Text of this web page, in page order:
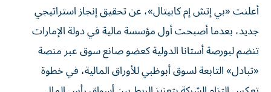
أعلنت «بي إتش إم كابيتال»، عن تحقيق إنجاز استراتيجي
جديد، بعدما أصبحت أول مؤسسة مالية في دولة الإمارات
تنضم لبورصة أستانا الدولية كعضو صانع سوق عبر منصة
«تبادل» التابعة لسوق أبوظبي للأوراق المالية، في خطوة